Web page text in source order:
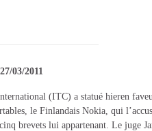
03/2011
(ITC) a statué hieren
le Finlandais Nokia, qui
brevets lui appartenant. Le juge